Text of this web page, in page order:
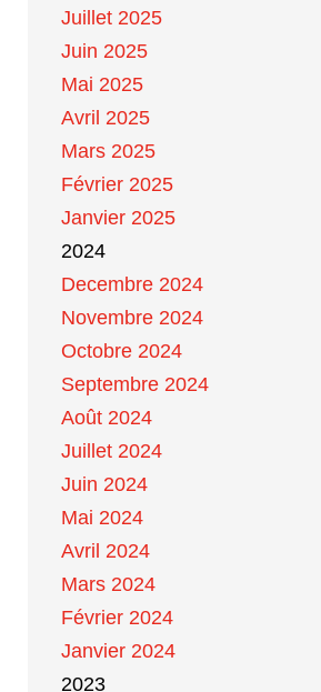
Juillet 2025
Juin 2025
Mai 2025
Avril 2025
Mars 2025
Février 2025
Janvier 2025
2024
Decembre 2024
Novembre 2024
Octobre 2024
Septembre 2024
Août 2024
Juillet 2024
Juin 2024
Mai 2024
Avril 2024
Mars 2024
Février 2024
Janvier 2024
2023